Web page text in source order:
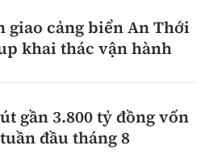
giao cảng biển An Thới
khai thác vận hành
gần 3.800 tỷ đồng vốn
đầu tháng 8